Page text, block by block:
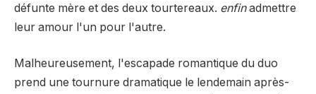
défunte mère et des deux tourtereaux. enfinadmettre
leur amour l'un pour l'autre.
Malheureusement, l'escapade romantique du duo
prend une tournure dramatique le lendemain après-